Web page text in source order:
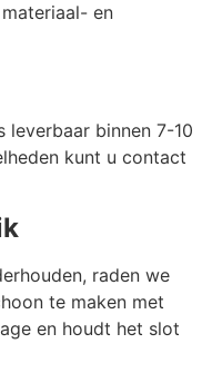
en
leverbaar binnen 7-10
kunt u contact
raden we
te maken met
en houdt het slot